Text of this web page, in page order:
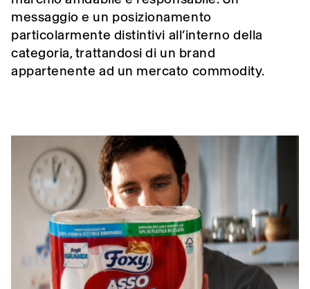
messaggio e un posizionamento
particolarmente distintivi all’interno della
categoria, trattandosi di un brand
appartenente ad un mercato commodity.